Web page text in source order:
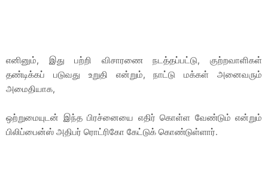
எனினும், இது பற்றி விசாரணை நடத்தப்பட்டு, குற்றவாளிகள்
தண்டிக்கப் படுவது உறுதி என்றும், நாட்டு மக்கள் அனைவரும்
அமைதியாக,
ஒற்றுமையுடன் இந்த பிரச்னையை எதிர் கொள்ள வேண்டும் என்றும்
பிலிப்பைன்ஸ் அதிபர் ரொட்ரிகோ கேட்டுக் கொண்டுள்ளார்.